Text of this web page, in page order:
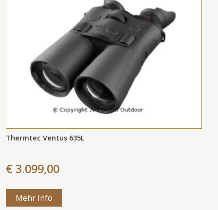
Thermtec Ventus 635L
€ 3.099,00
Mehr Info